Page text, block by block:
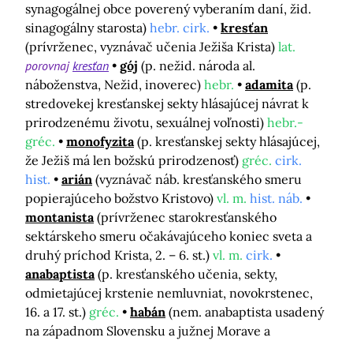
synagogálnej obce poverený vyberaním daní, žid.
sinagogálny starosta) hebr. cirk.
kresťan
(prívrženec, vyznávač učenia Ježiša Krista) lat.
porovnajkresťan gój (p. nežid. národa al.
náboženstva, Nežid, inoverec) hebr. adamita (p.
stredovekej kresťanskej sekty hlásajúcej návrat k
prirodzenému životu, sexuálnej voľnosti) hebr.-
gréc.
monofyzita (p. kresťanskej sekty hlásajúcej,
že Ježiš má len božskú prirodzenosť) gréc. cirk.
hist.
arián (vyznávač náb. kresťanského smeru
popierajúceho božstvo Kristovo) vl. m. hist. náb.
montanista (prívrženec starokresťanského
sektárskeho smeru očakávajúceho koniec sveta a
druhý príchod Krista, 2. – 6. st.) vl. m. cirk.
anabaptista (p. kresťanského učenia, sekty,
odmietajúcej krstenie nemluvniat, novokrstenec,
16. a 17. st.) gréc. habán (nem. anabaptista usadený
na západnom Slovensku a južnej Morave a